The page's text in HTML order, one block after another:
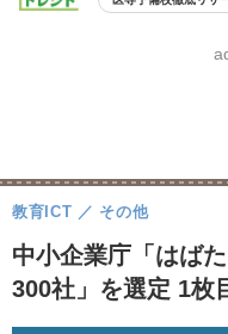
8月開
中小企業庁「はば
300社」を選定 1枚
教育ICT その他